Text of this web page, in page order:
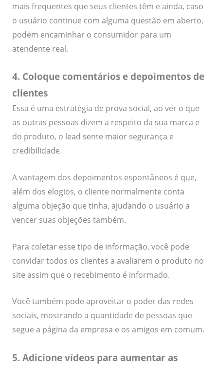
mais frequentes que seus clientes têm e ainda, caso
o usuário continue com alguma questão em aberto,
podem encaminhar o consumidor para um
atendente real.
4. Coloque comentários e depoimentos de
clientes
Essa é uma estratégia de prova social, ao ver o que
as outras pessoas dizem a respeito da sua marca e
do produto, o lead sente maior segurança e
credibilidade.
A vantagem dos depoimentos espontâneos é que,
além dos elogios, o cliente normalmente conta
alguma objeção que tinha, ajudando o usuário a
vencer suas objeções também.
Para coletar esse tipo de informação, você pode
convidar todos os clientes a avaliarem o produto no
site assim que o recebimento é informado.
Você também pode aproveitar o poder das redes
sociais, mostrando a quantidade de pessoas que
segue a página da empresa e os amigos em comum.
5. Adicione vídeos para aumentar as